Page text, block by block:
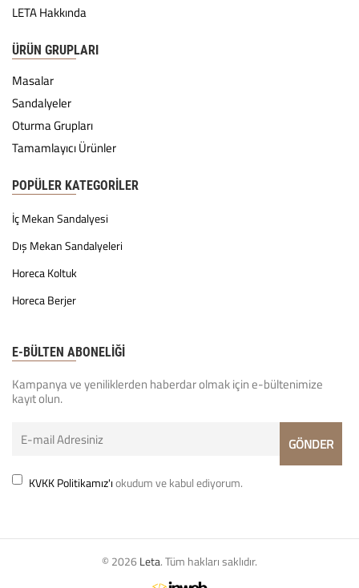
LETA Hakkında
ÜRÜN GRUPLARI
Masalar
Sandalyeler
Oturma Grupları
Tamamlayıcı Ürünler
POPÜLER KATEGORILER
İç Mekan Sandalyesi
Dış Mekan Sandalyeleri
Horeca Koltuk
Horeca Berjer
E-BÜLTEN ABONELİĞİ
Kampanya ve yeniliklerden haberdar olmak için e-bültenimize
kayıt olun.
KVKK Politikamız'ıokudum ve kabul ediyorum.
© 2026 Leta. Tüm hakları saklıdır.